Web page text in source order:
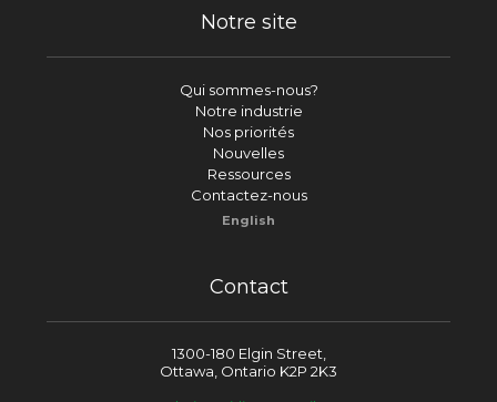
Notre site
Qui sommes-nous?
Notre industrie
Nos priorités
Nouvelles
Ressources
Contactez-nous
English
Contact
1300-180 Elgin Street,
Ottawa, Ontario K2P 2K3